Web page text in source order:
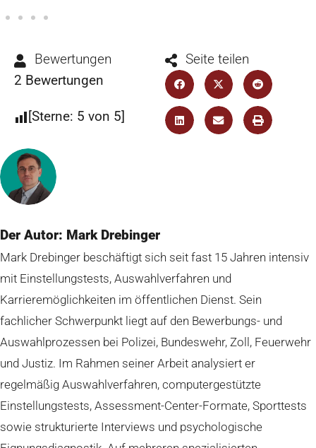
Bewertungen
2 Bewertungen
[Sterne: 5 von 5]
Seite teilen
Der Autor: Mark Drebinger
Mark Drebinger beschäftigt sich seit fast 15 Jahren intensiv
mit Einstellungstests, Auswahlverfahren und
Karrieremöglichkeiten im öffentlichen Dienst. Sein
fachlicher Schwerpunkt liegt auf den Bewerbungs- und
Auswahlprozessen bei Polizei, Bundeswehr, Zoll, Feuerwehr
und Justiz. Im Rahmen seiner Arbeit analysiert er
regelmäßig Auswahlverfahren, computergestützte
Einstellungstests, Assessment-Center-Formate, Sporttests
sowie strukturierte Interviews und psychologische